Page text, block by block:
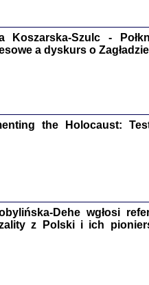
Aleksandra Bańkowska, wstęp Jacek
i Materiały
R. 2021
PRZYNIESIE NAM KOLEJNA
pisany w ukryciu w latach
Koszarska-Szulc -
a dyskurs o
the Holocaust:
Dehe wgłosi
z Polski i ich